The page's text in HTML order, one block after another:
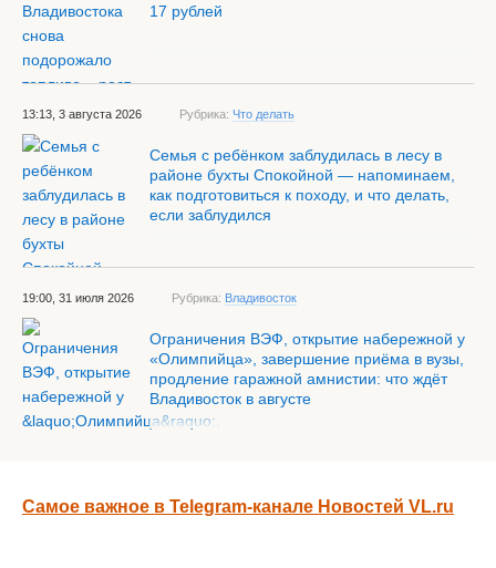
17 рублей
13:13, 3 августа 2026 Рубрика: Что делать
Семья с ребёнком заблудилась в лесу в
районе бухты Спокойной — напоминаем,
как подготовиться к походу, и что делать,
если заблудился
19:00, 31 июля 2026 Рубрика: Владивосток
Ограничения ВЭФ, открытие набережной у
«Олимпийца», завершение приёма в вузы,
продление гаражной амнистии: что ждёт
Владивосток в августе
Самое важное в Telegram-канале Новостей VL.ru